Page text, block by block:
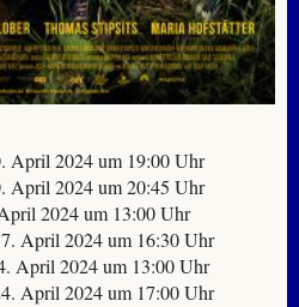
April 2024 um 19:00 Uhr
April 2024 um 20:45 Uhr
2024 um 13:00 Uhr
April 2024 um 16:30 Uhr
April 2024 um 13:00 Uhr
April 2024 um 17:00 Uhr